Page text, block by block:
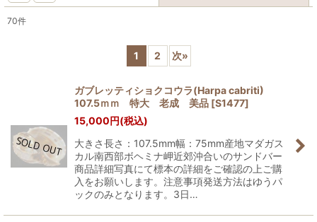
絞り込む
70件
1 2 次»
ガブレッティショクコウラ(Harpa cabriti)
107.5ｍｍ 特大 老成 美品 [S1477]
15,000円(税込)
大きさ長さ：107.5mm幅：75mm産地マダガス
カル南西部ボヘミナ岬近郊沖合いのサンドバー
商品詳細写真にて標本の詳細をご確認の上ご購
入をお願いします。注意事項発送方法はゆうパ
ックのみとなります。3日…